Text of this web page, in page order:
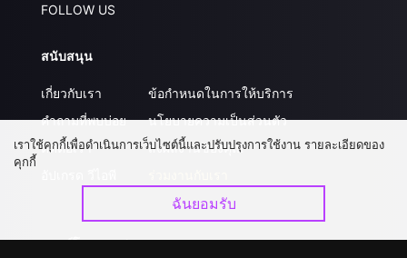
FOLLOW US
สนับสนุน
เกี่ยวกับเรา
คำถามที่พบบ่อย
ติดต่อเรา
ข้อกำหนดในการให้บริการ
นโยบายความเป็นส่วนตัว
ส่งผลงานของคุณ
ดาวน์โหลดแอป
เราใช้คุกกี้เพื่อดำเนินการเว็บไซต์นี้และปรับปรุงการใช้งาน รายละเอียดของ
คุกกี้
ฉันยอมรับ